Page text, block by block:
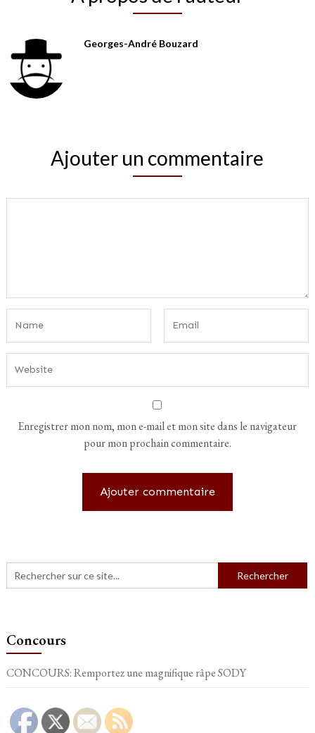
Georges-André Bouzard
Ajouter un commentaire
Enregistrer mon nom, mon e-mail et mon site dans le navigateur
pour mon prochain commentaire.
Concours
CONCOURS: Remportez une magnifique râpe SODY